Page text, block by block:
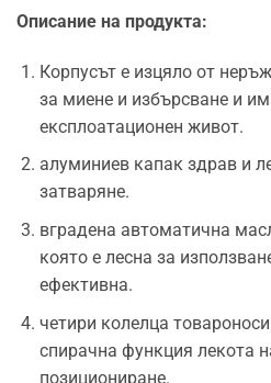
Описание на продукта:
Корпусът е изцяло от
за миене и избърсване и
експлоатационен живот.
алуминиев капак здрав и
затваряне.
вградена автоматична
която е лесна за
ефективна.
четири колелца
спирачна функция лекота
позициониране.